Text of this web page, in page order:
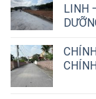
LINH